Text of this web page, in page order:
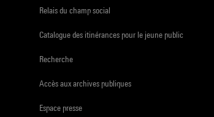
Relais du champ social
Catalogue des itinérances pour le jeune public
Recherche
Accès aux archives publiques
Espace presse